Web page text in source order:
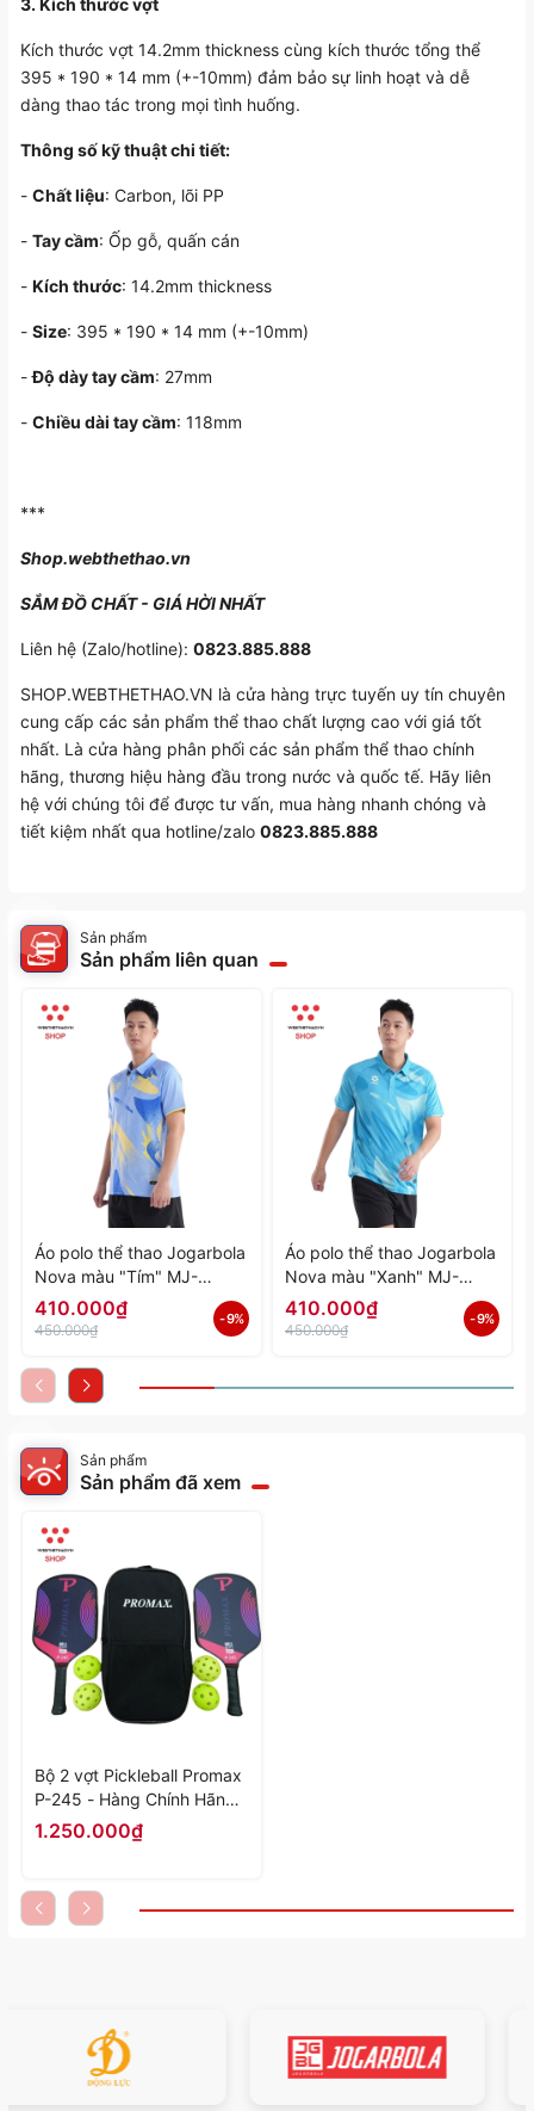
3. Kích thước vợt
Kích thước vợt 14.2mm thickness cùng kích thước tổng thể
395 * 190 * 14 mm (+-10mm) đảm bảo sự linh hoạt và dễ
dàng thao tác trong mọi tình huống.
Thông số kỹ thuật chi tiết:
- Chất liệu: Carbon, lõi PP
- Tay cầm: Ốp gỗ, quấn cán
- Kích thước: 14.2mm thickness
- Size: 395 * 190 * 14 mm (+-10mm)
-Độ dày tay cầm: 27mm
- Chiều dài tay cầm: 118mm
***
Shop.webthethao.vn
SẮM ĐỒ CHẤT - GIÁ HỜI NHẤT
Liên hệ (Zalo/hotline): 0823.885.888
SHOP.WEBTHETHAO.VN là cửa hàng trực tuyến uy tín chuyên
cung cấp các sản phẩm thể thao chất lượng cao với giá tốt
nhất. Là cửa hàng phân phối các sản phẩm thể thao chính
hãng, thương hiệu hàng đầu trong nước và quốc tế. Hãy liên
hệ với chúng tôi để được tư vấn, mua hàng nhanh chóng và
tiết kiệm nhất qua hotline/zalo 0823.885.888
Sản phẩm
Sản phẩm liên quan
Áo polo thể thao Jogarbola
Nova màu "Tím" MJ-
A4197-04 - Hàng Chính
Hãng
410.000₫
450.000₫
- 9%
Áo polo thể thao Jogarbola
Nova màu "Xanh" MJ-
A4197-03 - Hàng Chính
Hãng
410.000₫
450.000₫
- 9%
Sản phẩm
Sản phẩm đã xem
Bộ 2 vợt Pickleball Promax
P-245 - Hàng Chính Hãng
(tặng 4 bóng + túi đựng)
1.250.000₫